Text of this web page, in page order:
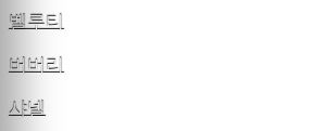
벨루티
버버리
샤넬